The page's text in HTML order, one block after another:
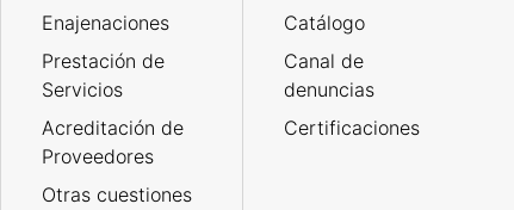
Enajenaciones
Prestación de
Servicios
Acreditación de
Proveedores
Otras cuestiones
Catálogo
Canal de
denuncias
Certificaciones